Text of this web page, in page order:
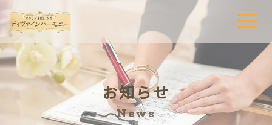
t
o
g
e
g
お知らせ
News